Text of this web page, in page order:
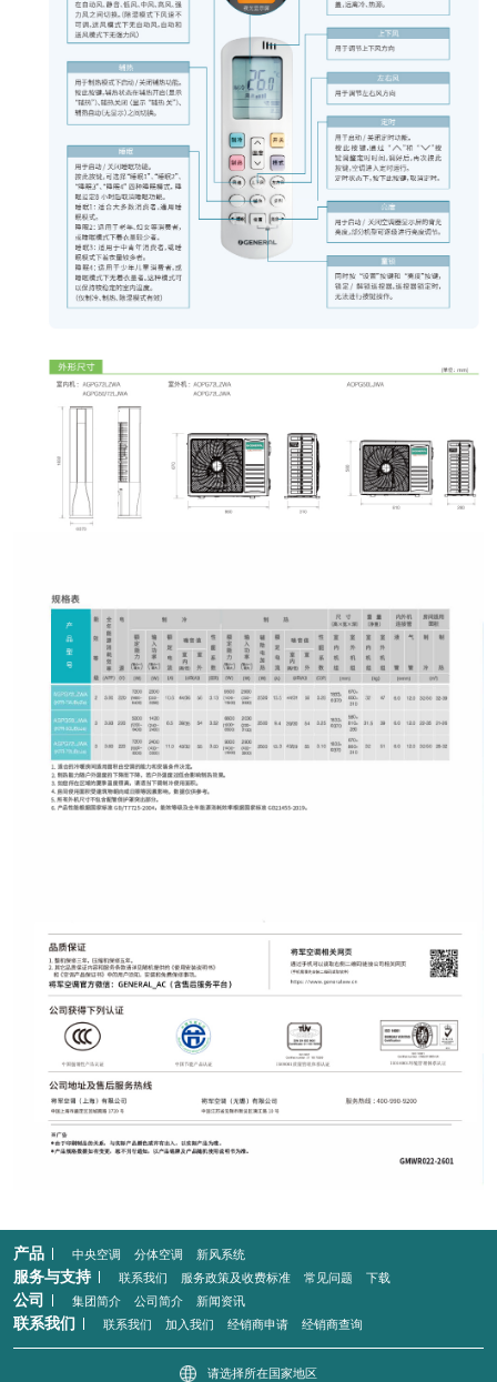
产品 中央空调 分体空调 新风系统
服务与支持 联系我们 服务政策及收费标准 常见问题 下载
公司 集团简介 公司简介 新闻资讯
联系我们 联系我们 加入我们 经销商申请 经销商查询
请选择所在国家地区